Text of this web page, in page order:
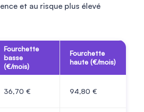
et au risque plus élevé
Fourchette
basse
(€/mois)
Fourchette
haute (€/mois)
36,70 € 94,80 €